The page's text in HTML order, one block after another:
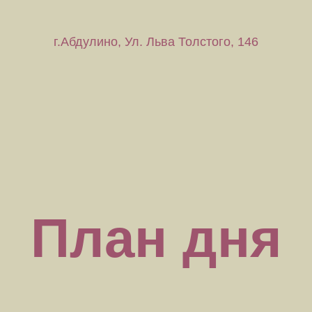
г.Абдулино, Ул. Льва Толстого, 146
План дня